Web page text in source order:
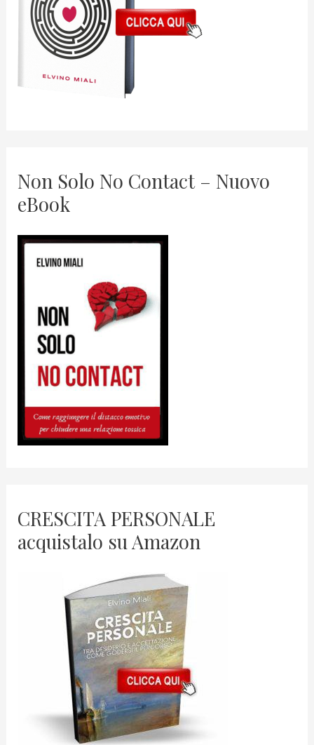
Non Solo No Contact – Nuovo
eBook
CRESCITA PERSONALE
acquistalo su Amazon